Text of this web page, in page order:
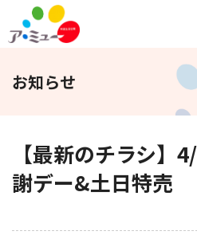
フロアガイド
サンキュー
お知らせ
【最新のチラシ】
謝デー&土日特売